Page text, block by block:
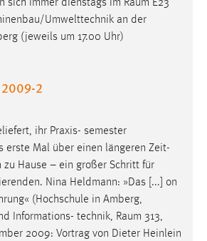
sich immer dienstags im Raum E23
Umwelttechnik an der
(jeweils um 17.00 Uhr)
2
ihr Praxis- semester
erste Mal über einen längeren Zeit-
zu Hause – ein großer Schritt für
Nina Heldmann: »Das [...] on
(Hochschule in Amberg,
Informations- technik, Raum 313,
2009: Vortrag von Dieter Heinlein